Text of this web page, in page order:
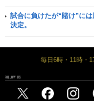
試合に負けたが“賭け”に
決定。
毎日6時・11時・
FOLLOW US